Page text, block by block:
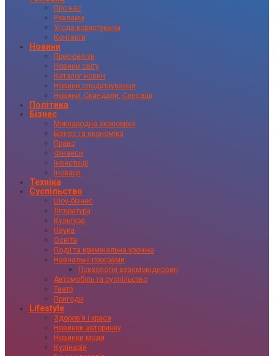
Про нас
Реклама
Угода користувача
Контакти
Новини
Прес-релізи
Новини світу
Каталог новин
Новини оподаткування
Новини, Скандали, Сенсації
Політика
Бізнес
Міжнародна економіка
Бізнес та економіка
Право
Фінанси
Інвестиції
Іновації
Техніка
Суспільство
Шоу-бізнес
Література
Культура
Наука
Освіта
Події та кримінальна хроніка
Навчальні програми
Психологія взаємовідносин
Автомобіль та суспільство
Театр
Пригоди
Lifestyle
Здоровʼя і краса
Новинки авторинку
Новинки моди
Кулінарія